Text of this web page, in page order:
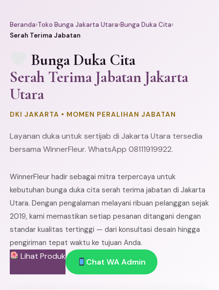
Beranda›Toko Bunga Jakarta Utara›Bunga Duka Cita›
Serah Terima Jabatan
Bunga Duka Cita
Serah Terima Jabatan Jakarta
Utara
DKI JAKARTA • MOMEN PERALIHAN JABATAN
Layanan duka untuk sertijab di Jakarta Utara tersedia
bersama WinnerFleur. WhatsApp 08111919922.
WinnerFleur hadir sebagai mitra terpercaya untuk
kebutuhan bunga duka cita serah terima jabatan di Jakarta
Utara. Dengan pengalaman melayani ribuan pelanggan sejak
2019, kami memastikan setiap pesanan ditangani dengan
standar kualitas tertinggi — dari konsultasi desain hingga
pengiriman tepat waktu ke tujuan Anda.
Lihat Produk
Chat WA Admin